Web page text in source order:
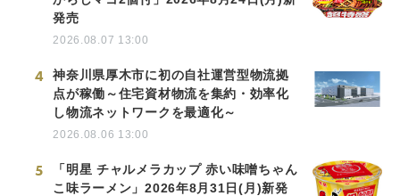
発売
2026.08.07 13:00
4
神奈川県厚木市に初の自社運営型物流拠
点が稼働～住宅資材物流を集約・効率化
し物流ネットワークを最適化～
2026.08.06 13:00
5
「明星 チャルメラカップ 赤い味噌ちゃん
こ味ラーメン」2026年8月31日(月)新発